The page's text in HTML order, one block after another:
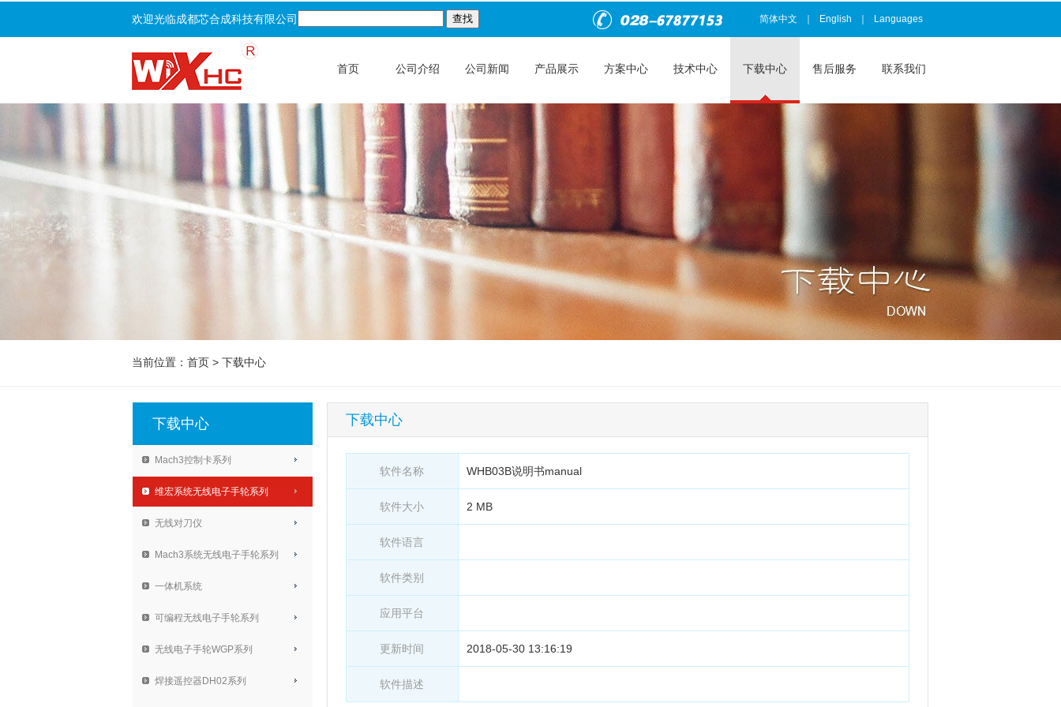
欢迎光临成都芯合成科技有限公司 简体中文 English Languages
首页 公司介绍 公司新闻 产品展示 方案中心 技术中心 下载中心 售后服务 联系我们
当前位置： 首页 > 下载中心
下载中心
Mach3控制卡系列
维宏系统无线电子手轮系列
无线对刀仪
Mach3系统无线电子手轮系列
一体机系统
可编程无线电子手轮系列
无线电子手轮WGP系列
焊接遥控器DH02系列
下载中心
软件名称 WHB03B说明书manual
软件大小 2 MB
软件语言
软件类别
应用平台
更新时间 2018-05-30 13:16:19
软件描述